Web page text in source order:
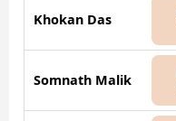
Khokan Das
Somnath Malik